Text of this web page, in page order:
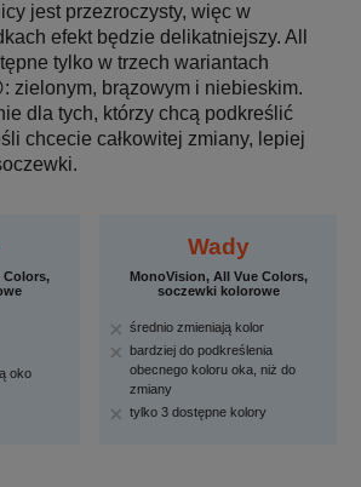
jest przezroczysty, więc w
efekt będzie delikatniejszy. All
tylko w trzech wariantach
zielonym, brązowym i niebieskim.
dla tych, którzy chcą podkreślić
chcecie całkowitej zmiany, lepiej
Colors,
oko
Wady
MonoVision, All Vue Colors,
soczewki kolorowe
średnio zmieniają kolor
bardziej do podkreślenia
obecnego koloru oka, niż do
zmiany
tylko 3 dostępne kolory